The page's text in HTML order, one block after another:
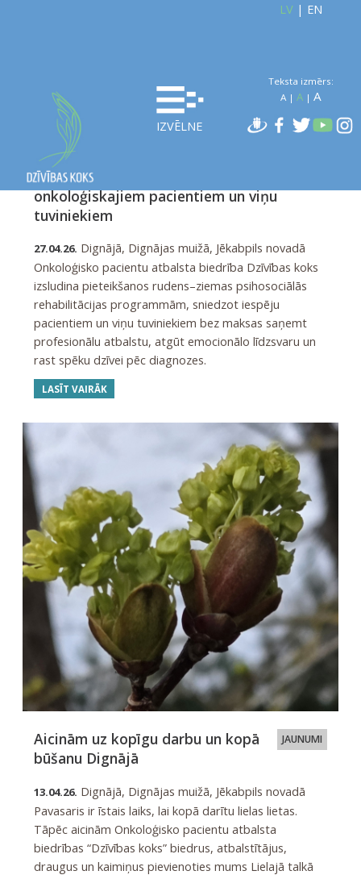
IZVĒLNE
LV| EN
Teksta izmērs:
A| A| A
Atvērta pieteikšanās valsts
apmaksātām psihosociālās
rehabilitācijas programmām
onkoloģiskajiem pacientiem un viņu
tuviniekiem
27.04.26. Dignājā, Dignājas muižā, Jēkabpils novadā
Onkoloģisko pacientu atbalsta biedrība Dzīvības koks
izsludina pieteikšanos rudens–ziemas psihosociālās
rehabilitācijas programmām, sniedzot iespēju
pacientiem un viņu tuviniekiem bez maksas saņemt
profesionālu atbalstu, atgūt emocionālo līdzsvaru un
rast spēku dzīvei pēc diagnozes.
LASĪT VAIRĀK
JAUNUMI
Aicinām uz kopīgu darbu un kopā
būšanu Dignājā
13.04.26. Dignājā, Dignājas muižā, Jēkabpils novadā
Pavasaris ir īstais laiks, lai kopā darītu lielas lietas.
Tāpēc aicinām Onkoloģisko pacientu atbalsta
biedrības “Dzīvības koks” biedrus, atbalstītājus,
draugus un kaimiņus pievienoties mums Lielajā talkā